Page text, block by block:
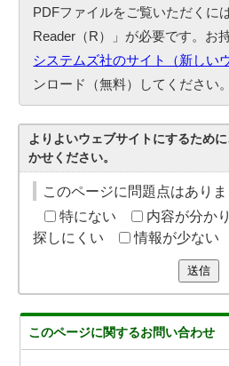
PDFファイルをご覧いただくに
Reader（R）」が必要です。お
システムズ社のサイト（新しい
ンロード（無料）してください。
よりよいウェブサイトにするため
かせください。
このページに問題点はあり
特にない
内容が分か
探しにくい
情報が少ない
送信
このページに関するお問い合わせ